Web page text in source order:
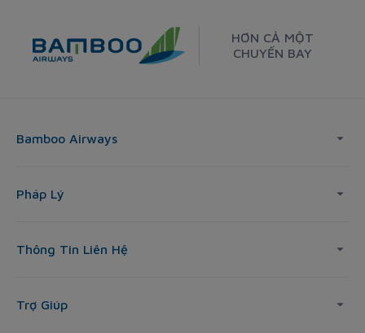
HƠN CẢ MỘT
CHUYẾN BAY
Bamboo Airways
Pháp Lý
Thông Tin Liên Hệ
Trợ Giúp